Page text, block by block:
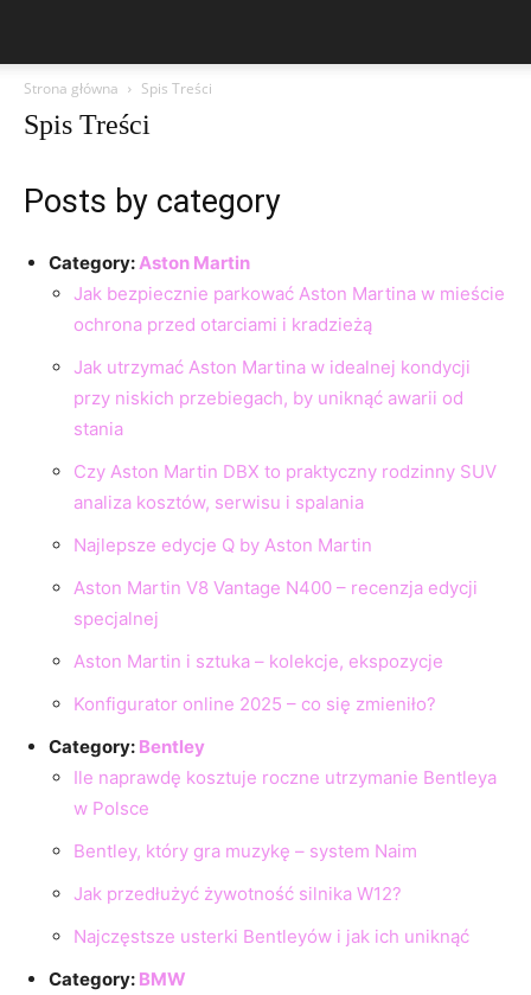
Strona główna Spis Treści
Spis Treści
Posts by category
Category:Aston Martin
Jak bezpiecznie parkować Aston Martina w mieście
ochrona przed otarciami i kradzieżą
Jak utrzymać Aston Martina w idealnej kondycji
przy niskich przebiegach, by uniknąć awarii od
stania
Czy Aston Martin DBX to praktyczny rodzinny SUV
analiza kosztów, serwisu i spalania
Najlepsze edycje Q by Aston Martin
Aston Martin V8 Vantage N400 – recenzja edycji
specjalnej
Aston Martin i sztuka – kolekcje, ekspozycje
Konfigurator online 2025 – co się zmieniło?
Category: Bentley
Ile naprawdę kosztuje roczne utrzymanie Bentleya
w Polsce
Bentley, który gra muzykę – system Naim
Jak przedłużyć żywotność silnika W12?
Najczęstsze usterki Bentleyów i jak ich uniknąć
Category: BMW